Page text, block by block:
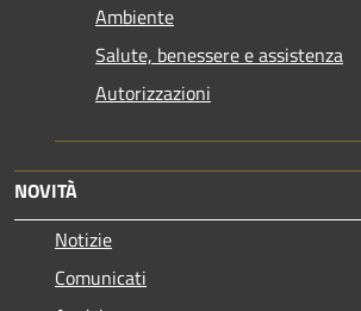
Ambiente
Salute, benessere e assistenza
Autorizzazioni
NOVITÀ
Notizie
Comunicati